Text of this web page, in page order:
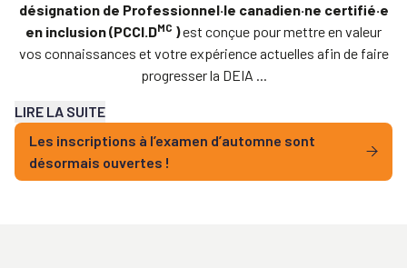
désignation de Professionnel·le canadien·ne certifié·e
en inclusion (PCCI.DMC )est conçue pour mettre en valeur
vos connaissances et votre expérience actuelles afin de faire
progresser la DEIA ...
LIRE LA SUITE
Les inscriptions à l’examen d’automne sont
désormais ouvertes !